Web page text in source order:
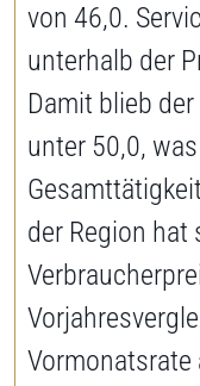
von 46,0.
unterhalb der
Damit blieb
unter 50,0,
der Region
Vormonatsrate